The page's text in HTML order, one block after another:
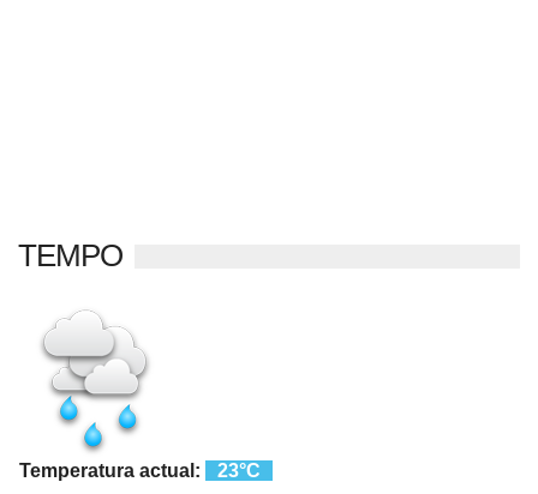
TEMPO
Temperatura actual: 23°C